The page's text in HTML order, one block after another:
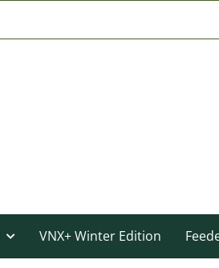
VNX+ Winter Edition